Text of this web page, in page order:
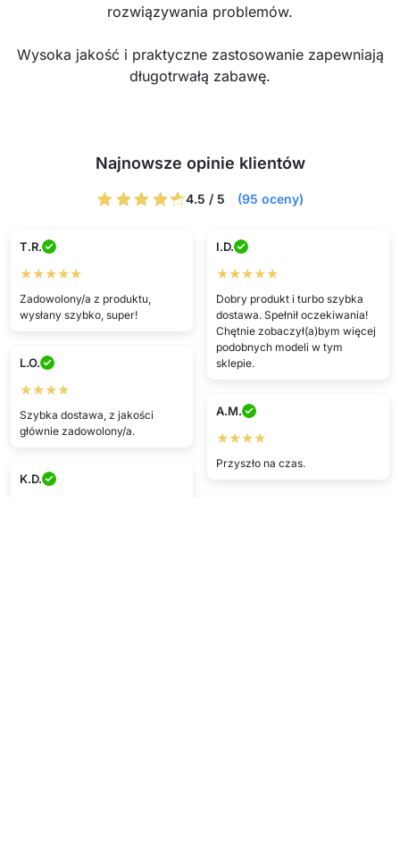
rozwiązywania problemów.
Wysoka jakość i praktyczne zastosowanie zapewniają
długotrwałą zabawę.
Najnowsze opinie klientów
4.5 / 5 (95 oceny)
T.R.
★★★★★
Zadowolony/a z produktu,
wysłany szybko, super!
I.D.
★★★★★
Dobry produkt i turbo szybka
dostawa. Spełnił oczekiwania!
Chętnie zobaczył(a)bym więcej
podobnych modeli w tym
sklepie.
L.O.
★★★★
Szybka dostawa, z jakości
głównie zadowolony/a.
A.M.
★★★★
Przyszło na czas.
K.D.